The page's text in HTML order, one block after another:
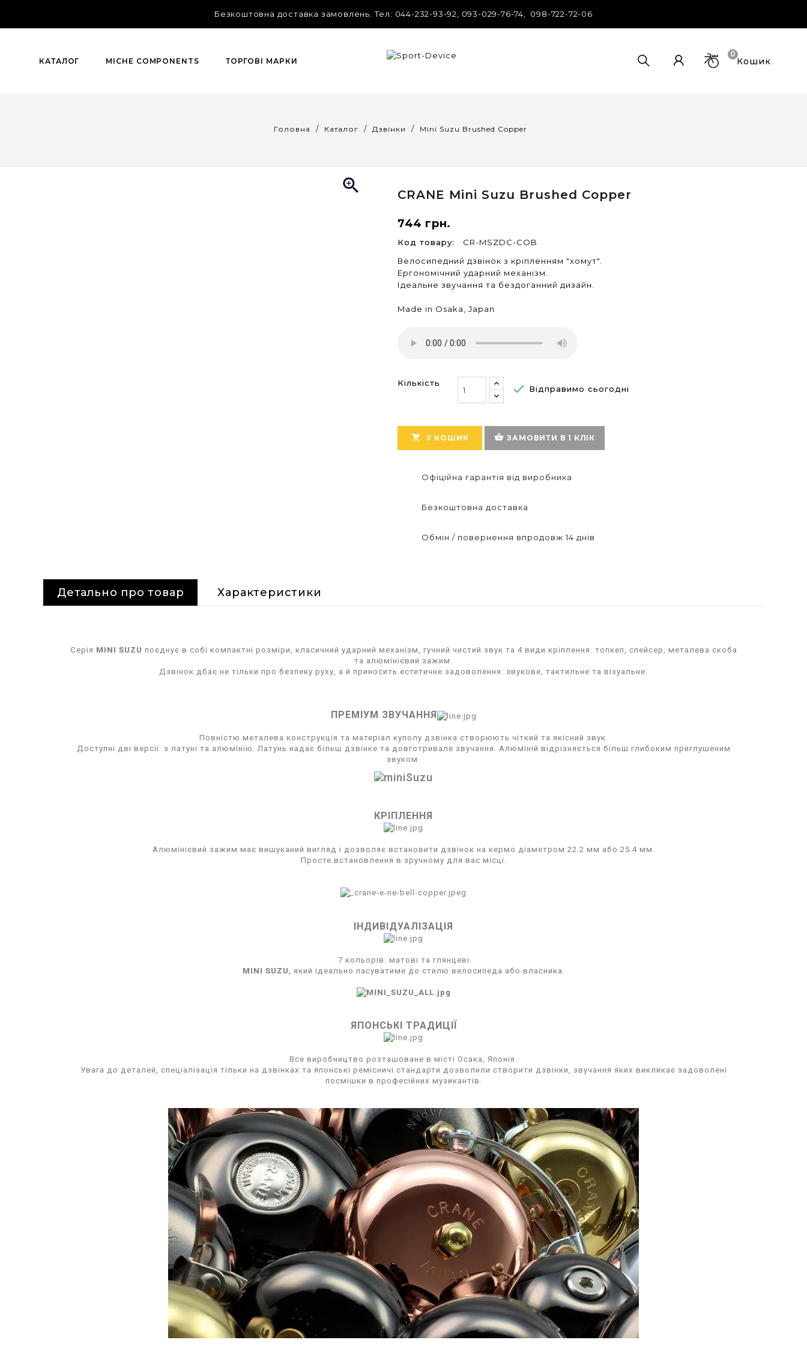
Безкоштовна доставка замовлень. Tел: 044-232-93-92, 093-029-76-74, 098-722-72-06
КАТАЛОГ MICHE COMPONENTS ТОРГОВІ МАРКИ Кошик
0
Головна Каталог Дзвінки Mini Suzu Brushed Copper
 CRANE Mini Suzu Brushed Copper
744 грн.
Код товару:
CR-MSZDC-COB
Велосипедний дзвінок з кріпленням "хомут".
Ергономічний ударний механізм.
Ідеальне звучання та бездоганний дизайн.
Made in Osaka, Japan
Кількість  Відправимо сьогодні
 У КОШИК shopping_basket ЗАМОВИТИ В 1 КЛІК
Офіційна гарантія від виробника
Безкоштовна доставка
Обмін / повернення впродовж 14 днів
Детально про товар Характеристики
Серія MINI SUZU поєднує в собі компактні розміри, класичний ударний механізм, гучний чистий звук та 4 види кріплення: топкеп, спейсер, металева скоба
та алюмінієвий зажим.
Дзвінок дбає не тільки про безпеку руху, а й приносить естетичне задоволення: звукове, тактильне та візуальне.
ПРЕМІУМ ЗВУЧАННЯ
Повністю металева конструкція та матеріал куполу дзвінка створюють чіткий та якісний звук.
Доступні дві версії: з латуні та алюмінію. Латунь надає більш дзвінке та довготривале звучання. Алюміній відрізняється більш глибоким приглушеним
звуком.
КРІПЛЕННЯ
Алюмінієвий зажим має вишуканий вигляд і дозволяє встановити дзвінок на кермо діаметром 22.2 мм або 25.4 мм.
Просте встановлення в зручному для вас місці.
ІНДИВІДУАЛІЗАЦІЯ
7 кольорів: матові та глянцеві.
MINI SUZU, який ідеально пасуватиме до стилю велосипеда або власника.
ЯПОНСЬКІ ТРАДИЦІЇ
Все виробництво розташоване в місті Осака, Японія.
Увага до деталей, спеціалізація тільки на дзвінках та японські ремісничі стандарти дозволили створити дзвінки, звучання яких викликає задоволені
посмішки в професійних музикантів.